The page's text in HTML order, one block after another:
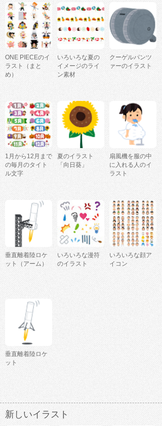
ONE PIECEのイ
ラスト（まと
め）
いろいろな夏の
イメージのライ
ン素材
クーゲルパンツ
ァーのイラスト
1月から12月まで
の毎月のタイト
ル文字
夏のイラスト
「向日葵」
扇風機を服の中
に入れる人のイ
ラスト
垂直離着陸ロケ
ット（アーム）
いろいろな漫符
のイラスト
いろいろな顔ア
イコン
垂直離着陸ロケ
ット
新しいイラスト